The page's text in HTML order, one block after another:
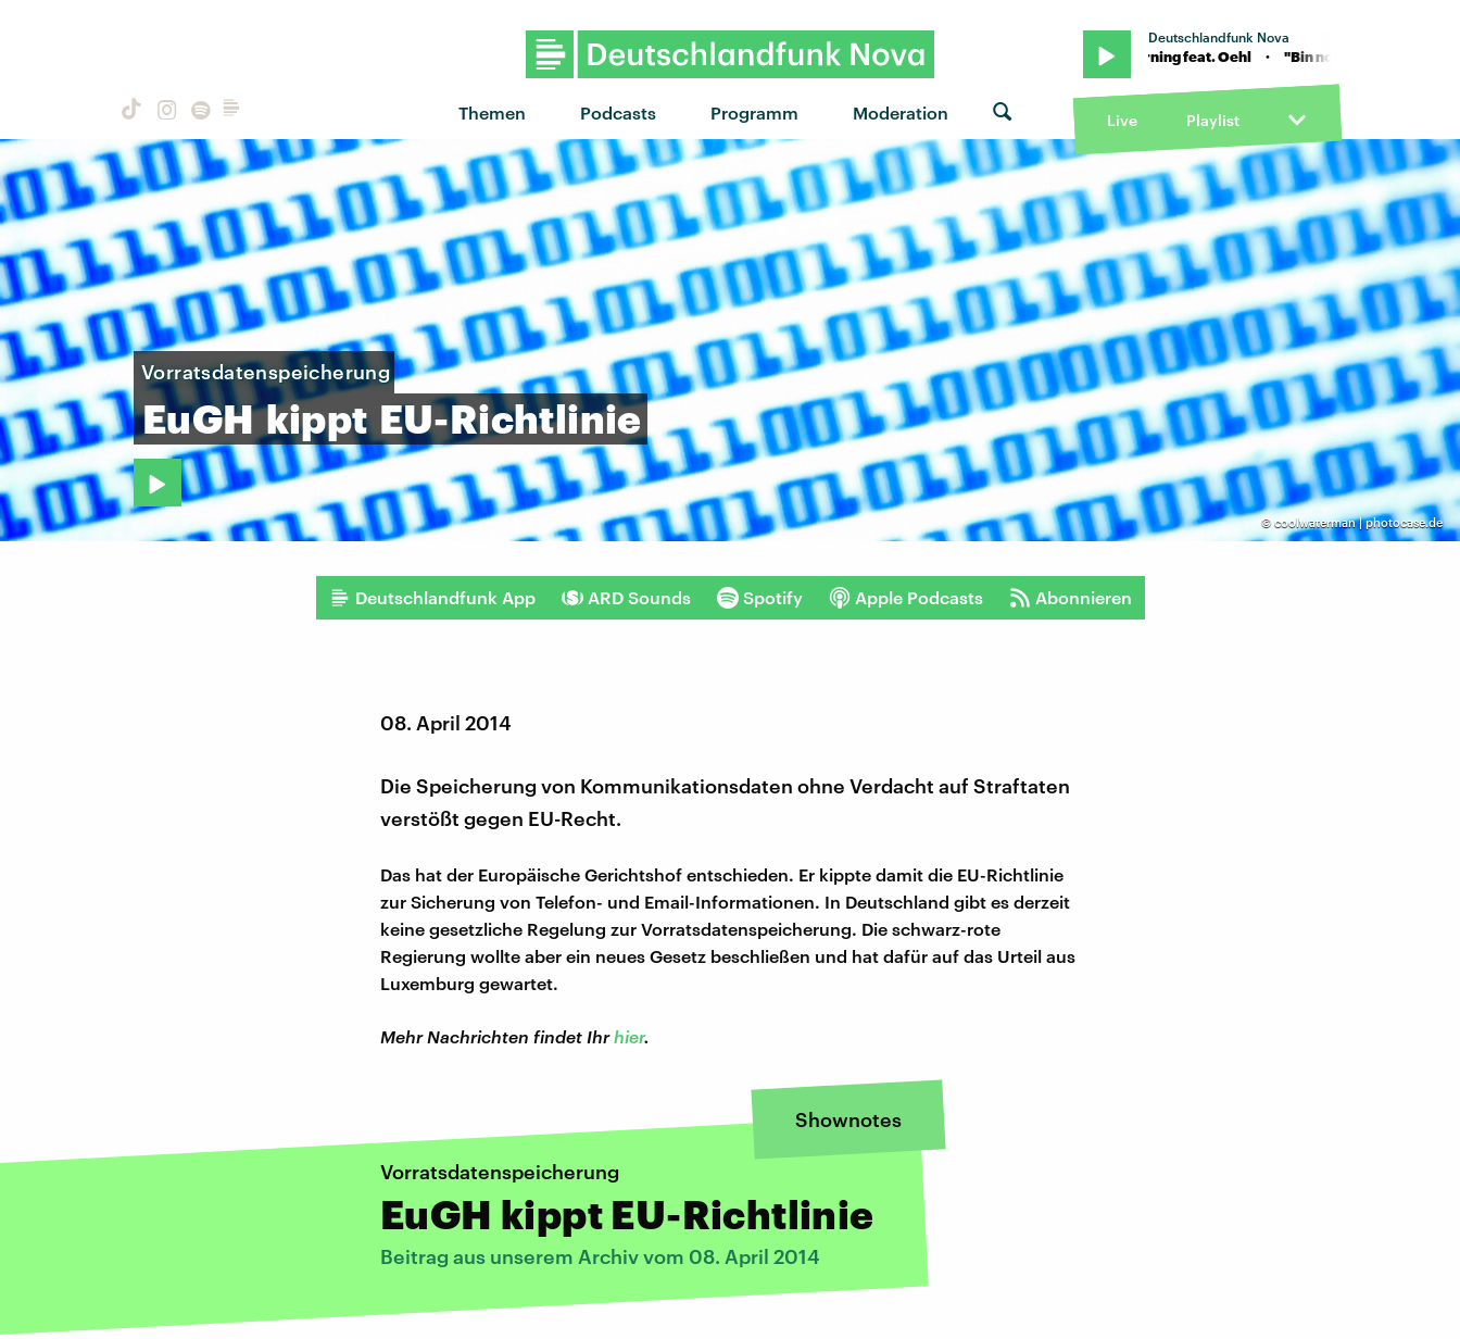
Themen Podcasts Programm Moderation
Deutschlandfunk Nova
"Bin noch wach...wo bist du?" von Ami Warning feat. Oehl · "Bin noch wach...wo bist du?" von
Live Playlist
© coolwaterman | photocase.de
Vorratsdatenspeicherung
EuGH kippt EU-Richtlinie
Deutschlandfunk App ARD Sounds Spotify Apple Podcasts Abonnieren
08. April 2014
Die Speicherung von Kommunikationsdaten ohne Verdacht auf Straftaten
verstößt gegen EU-Recht.
Das hat der Europäische Gerichtshof entschieden. Er kippte damit die EU-Richtlinie
zur Sicherung von Telefon- und Email-Informationen. In Deutschland gibt es derzeit
keine gesetzliche Regelung zur Vorratsdatenspeicherung. Die schwarz-rote
Regierung wollte aber ein neues Gesetz beschließen und hat dafür auf das Urteil aus
Luxemburg gewartet.
Mehr Nachrichten findet Ihrhier.
Shownotes
Vorratsdatenspeicherung
EuGH kippt EU-Richtlinie
Beitrag aus unserem Archiv vom 08. April 2014